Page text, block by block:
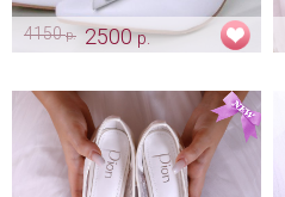
4150р. 2500р.
Арт: obv_0326